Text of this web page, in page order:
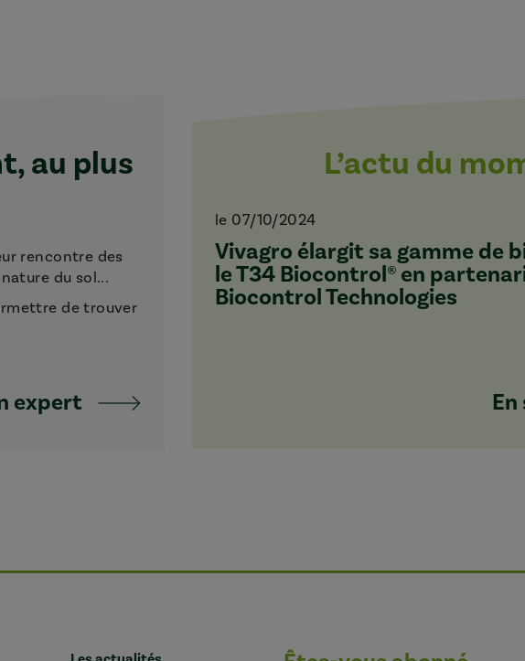
au plus
rencontre des
du sol...
de trouver
expert
L’actu du
le 07/10/2024
Vivagro élargit sa gamme de
le T34 Biocontrol® en
Biocontrol Technologies